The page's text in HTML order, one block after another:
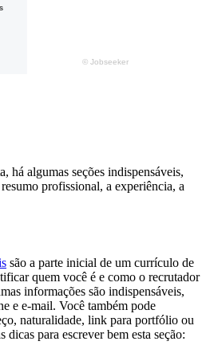
há algumas seções indispensáveis,
profissional, a experiência, a
são a parte inicial de um currículo de
quem você é e como o recrutador
informações são indispensáveis,
e e-mail. Você também pode
naturalidade, link para portfólio ou
para escrever bem esta seção: